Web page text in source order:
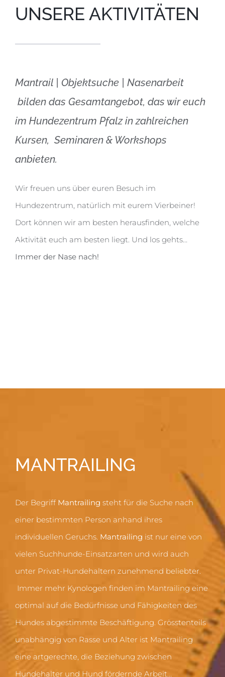
UNSERE AKTIVITÄTEN
Mantrail | Objektsuche | Nasenarbeit
bilden das Gesamtangebot, das wir euch
im Hundezentrum Pfalz in zahlreichen
Kursen, Seminaren & Workshops
anbieten.
Wir freuen uns über euren Besuch im
Hundezentrum, natürlich mit eurem Vierbeiner!
Dort können wir am besten herausfinden, welche
Aktivität euch am besten liegt. Und los gehts…
Immer der Nase nach!
MANTRAILING
Der Begriff Mantrailing steht für die Suche nach
einer bestimmten Person anhand ihres
individuellen Geruchs. Mantrailing ist nur eine von
vielen Suchhunde-Einsatzarten und wird auch
unter Privat-Hundehaltern zunehmend beliebter.
Immer mehr Kynologen finden im Mantrailing eine
optimal auf die Bedürfnisse und Fähigkeiten des
Hundes abgestimmte Beschäftigung. Grösstenteils
unabhängig von Rasse und Alter ist Mantrailing
eine artgerechte, die Beziehung zwischen
Hundehalter und Hund fördernde Arbeit…